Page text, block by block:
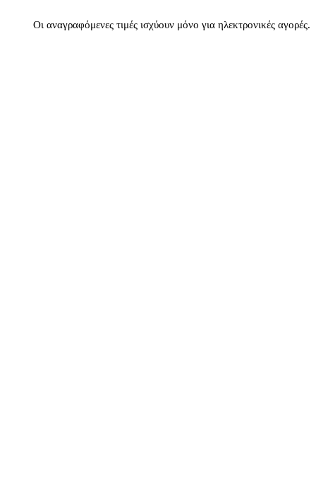
Οι αναγραφόμενες τιμές ισχύουν μόνο για ηλεκτρονικές αγορές.